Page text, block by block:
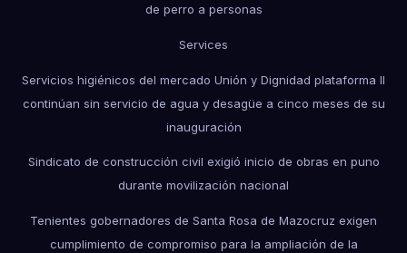
de perro a personas
Services
Servicios higiénicos del mercado Unión y Dignidad plataforma II
continúan sin servicio de agua y desagüe a cinco meses de su
inauguración
Sindicato de construcción civil exigió inicio de obras en puno
durante movilización nacional
Tenientes gobernadores de Santa Rosa de Mazocruz exigen
cumplimiento de compromiso para la ampliación de la